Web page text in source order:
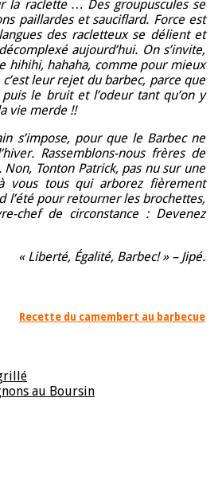
la raclette … Des groupuscules se
paillardes et sauciflard. Force est
des racletteux se délient et
aujourd’hui. On s’invite,
hihihi, hahaha, comme pour mieux
leur rejet du barbec, parce que
le bruit et l’odeur tant qu’on y
vie merde !!
s’impose, pour que le Barbec ne
Rassemblons-nous frères de
Non, Tonton Patrick, pas nu sur une
tous qui arborez fièrement
l’été pour retourner les brochettes,
chef de circonstance : Devenez
« Liberté, Égalité, Barbec! » – Jipé.
Recette du camembert au barbecue
au Boursin